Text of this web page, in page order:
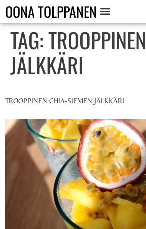
OONA TOLPPANEN
TAG:TROOPPINEN
JÄLKKÄRI
TROOPPINEN CHIA-SIEMEN JÄLKKÄRI